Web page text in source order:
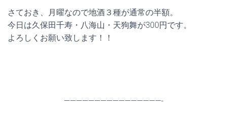
さておき、月曜なので地酒３種が通常の半額。
今日は久保田千寿・八海山・天狗舞が300円です。
よろしくお願い致します！！
————————————————-